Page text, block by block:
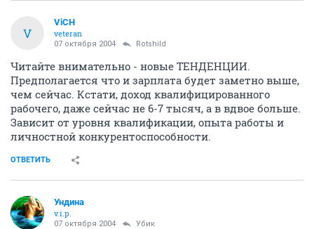
V
ViCH
veteran
07 октября 2004 Rotshild
Читайте внимательно - новые ТЕНДЕНЦИИ.
Предполагается что и зарплата будет заметно выше,
чем сейчас. Кстати, доход квалифицированного
рабочего, даже сейчас не 6-7 тысяч, а в вдвое больше.
Зависит от уровня квалификации, опыта работы и
личностной конкурентоспособности.
ОТВЕТИТЬ
Ундина
v.i.p.
07 октября 2004 Убик